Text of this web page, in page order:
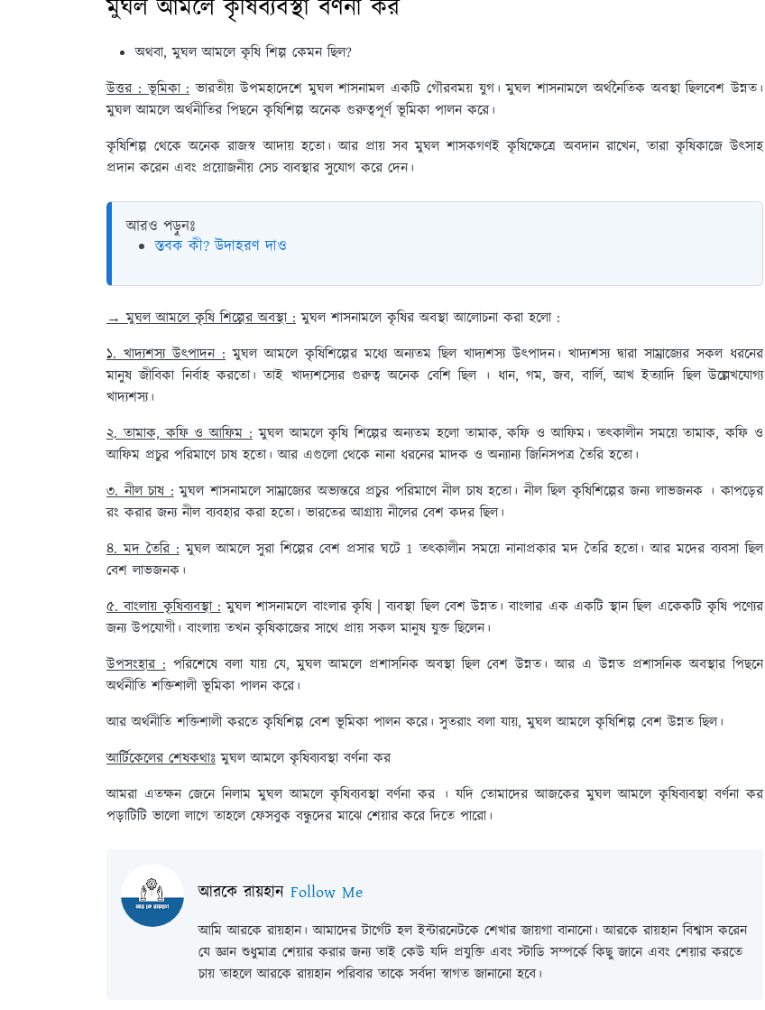
মুঘল আমলে কৃষিব্যবস্থা বর্ণনা কর
অথবা, মুঘল আমলে কৃষি শিল্প কেমন ছিল?
উত্তর : ভূমিকা :ভারতীয় উপমহাদেশে মুঘল শাসনামল একটি গৌরবময় যুগ। মুঘল শাসনামলে অর্থনৈতিক অবস্থা ছিলবেশ উন্নত।
মুঘল আমলে অর্থনীতির পিছনে কৃষিশিল্প অনেক গুরুত্বপূর্ণ ভূমিকা পালন করে।
কৃষিশিল্প থেকে অনেক রাজস্ব আদায় হতো। আর প্রায় সব মুঘল শাসকগণই কৃষিক্ষেত্রে অবদান রাখেন, তারা কৃষিকাজে উৎসাহ
প্রদান করেন এবং প্রয়োজনীয় সেচ ব্যবস্থার সুযোগ করে দেন।
আরও পড়ুনঃ
স্তবক কী? উদাহরণ দাও
→ মুঘল আমলে কৃষি শিল্পের অবস্থা : মুঘল শাসনামলে কৃষির অবস্থা আলোচনা করা হলো :
১. খাদ্যশস্য উৎপাদন : মুঘল আমলে কৃষিশিল্পের মধ্যে অন্যতম ছিল খাদ্যশস্য উৎপাদন। খাদ্যশস্য দ্বারা সাম্রাজ্যের সকল ধরনের
মানুষ জীবিকা নির্বাহ করতো। তাই খাদ্যশস্যের গুরুত্ব অনেক বেশি ছিল । ধান, গম, জব, বার্লি, আখ ইত্যাদি ছিল উল্লেখযোগ্য
খাদ্যশস্য।
২. তামাক, কফি ও আফিম : মুঘল আমলে কৃষি শিল্পের অন্যতম হলো তামাক, কফি ও আফিম। তৎকালীন সময়ে তামাক, কফি ও
আফিম প্রচুর পরিমাণে চাষ হতো। আর এগুলো থেকে নানা ধরনের মাদক ও অন্যান্য জিনিসপত্র তৈরি হতো।
৩. নীল চাষ :মুঘল শাসনামলে সাম্রাজ্যের অভ্যন্তরে প্রচুর পরিমাণে নীল চাষ হতো। নীল ছিল কৃষিশিল্পের জন্য লাভজনক । কাপড়ের
রং করার জন্য নীল ব্যবহার করা হতো। ভারতের আগ্রায় নীলের বেশ কদর ছিল।
৪. মদ তৈরি :মুঘল আমলে সুরা শিল্পের বেশ প্রসার ঘটে 1 তৎকালীন সময়ে নানাপ্রকার মদ তৈরি হতো। আর মদের ব্যবসা ছিল
বেশ লাভজনক।
৫. বাংলায় কৃষিব্যবস্থা :মুঘল শাসনামলে বাংলার কৃষি | ব্যবস্থা ছিল বেশ উন্নত। বাংলার এক একটি স্থান ছিল একেকটি কৃষি পণ্যের
জন্য উপযোগী। বাংলায় তখন কৃষিকাজের সাথে প্রায় সকল মানুষ যুক্ত ছিলেন।
উপসংহার : পরিশেষে বলা যায় যে, মুঘল আমলে প্রশাসনিক অবস্থা ছিল বেশ উন্নত। আর এ উন্নত প্রশাসনিক অবস্থার পিছনে
অর্থনীতি শক্তিশালী ভূমিকা পালন করে।
আর অর্থনীতি শক্তিশালী করতে কৃষিশিল্প বেশ ভূমিকা পালন করে। সুতরাং বলা যায়, মুঘল আমলে কৃষিশিল্প বেশ উন্নত ছিল।
আর্টিকেলের শেষকথাঃ মুঘল আমলে কৃষিব্যবস্থা বর্ণনা কর
আমরা এতক্ষন জেনে নিলাম মুঘল আমলে কৃষিব্যবস্থা বর্ণনা কর । যদি তোমাদের আজকের মুঘল আমলে কৃষিব্যবস্থা বর্ণনা কর
পড়াটিটি ভালো লাগে তাহলে ফেসবুক বন্ধুদের মাঝে শেয়ার করে দিতে পারো।
আরকে রায়হান Follow Me
আমি আরকে রায়হান। আমাদের টার্গেট হল ইন্টারনেটকে শেখার জায়গা বানানো। আরকে রায়হান বিশ্বাস করেন
যে জ্ঞান শুধুমাত্র শেয়ার করার জন্য তাই কেউ যদি প্রযুক্তি এবং স্টাডি সম্পর্কে কিছু জানে এবং শেয়ার করতে
চায় তাহলে আরকে রায়হান পরিবার তাকে সর্বদা স্বাগত জানানো হবে।